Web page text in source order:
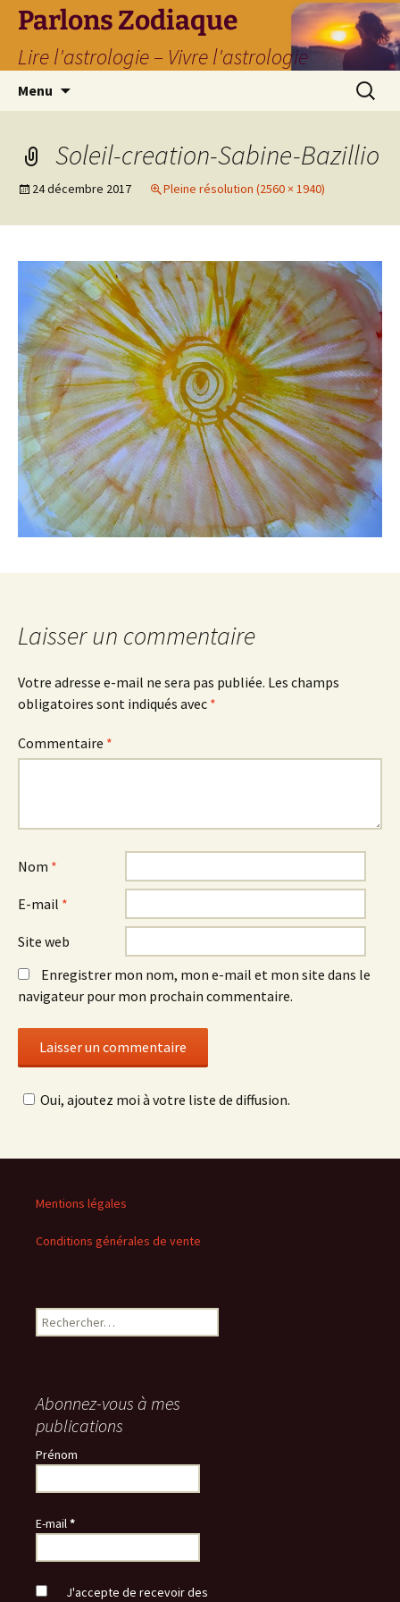
Parlons Zodiaque
Lire l'astrologie – Vivre l'astrologie
Menu
Soleil-creation-Sabine-Bazillio
24 décembre 2017 Pleine résolution (2560 × 1940)
Laisser un commentaire
Votre adresse e-mail ne sera pas publiée. Les champs
obligatoires sont indiqués avec *
Commentaire *
Nom *
E-mail *
Site web
Enregistrer mon nom, mon e-mail et mon site dans le
navigateur pour mon prochain commentaire.
Oui, ajoutez moi à votre liste de diffusion.
Mentions légales
Conditions générales de vente
Rechercher :
Abonnez-vous à mes
publications
Prénom
E-mail*
J'accepte de recevoir des